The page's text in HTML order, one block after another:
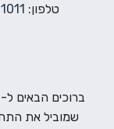
טלפון:
שמוביל את התחום